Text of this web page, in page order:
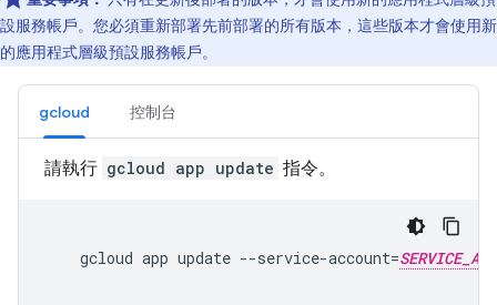
設服務帳戶。您必須重新部署先前部署的所有版本，這些版本才會使用新
的應用程式層級預設服務帳戶。
gcloud 控制台
請執行 gcloud app update 指令。
gcloud app update --service-account=